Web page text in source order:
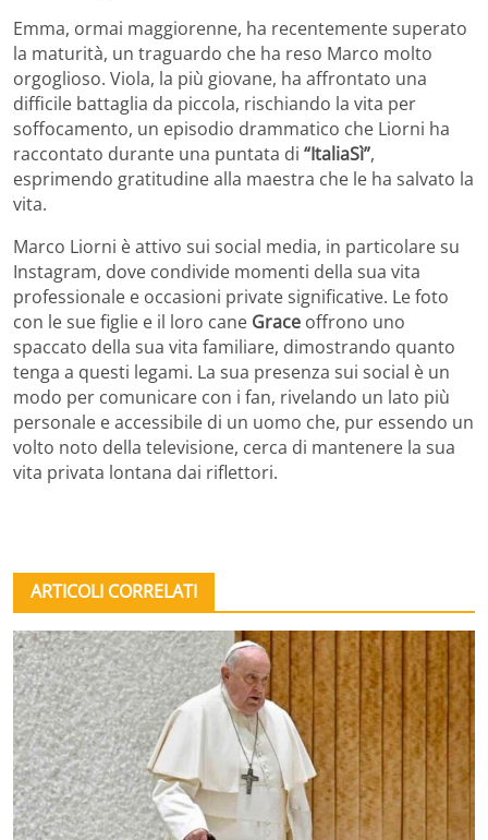
Emma, ormai maggiorenne, ha recentemente superato
la maturità, un traguardo che ha reso Marco molto
orgoglioso. Viola, la più giovane, ha affrontato una
difficile battaglia da piccola, rischiando la vita per
soffocamento, un episodio drammatico che Liorni ha
raccontato durante una puntata di “ItaliaSì”,
esprimendo gratitudine alla maestra che le ha salvato la
vita.
Marco Liorni è attivo sui social media, in particolare su
Instagram, dove condivide momenti della sua vita
professionale e occasioni private significative. Le foto
con le sue figlie e il loro cane Grace offrono uno
spaccato della sua vita familiare, dimostrando quanto
tenga a questi legami. La sua presenza sui social è un
modo per comunicare con i fan, rivelando un lato più
personale e accessibile di un uomo che, pur essendo un
volto noto della televisione, cerca di mantenere la sua
vita privata lontana dai riflettori.
ARTICOLI CORRELATI